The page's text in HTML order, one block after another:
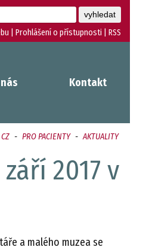
Prohlášení o přístupnosti RSS
Kontakt
CZ - PRO PACIENTY - AKTUALITY
2017 v
a malého muzea se